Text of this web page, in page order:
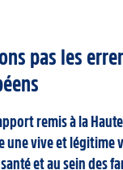
pas les
remis à la
une vive et légitime
et au sein des